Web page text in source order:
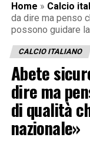
Home » Calcio
da dire ma penso
possono guidare
CALCIO ITALIANO
Abete
dire ma
di qualità
nazionale»